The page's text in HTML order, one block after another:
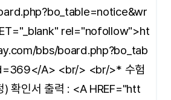
rel="nofollow">ht
bbs/board.php?bo_tab
A> <br/> <br/>* 수험
) 확인서 출력 : <A HREF="htt